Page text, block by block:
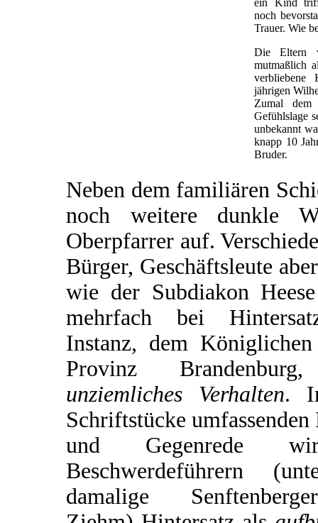
ein Kind
noch
Trauer. Wie
Die Eltern
mutmaßlich
jährigen
Zumal
Gefühlslage
unbekannt
knapp 10
Bruder.
Neben dem familiären
noch weitere dunkle
Oberpfarrer auf.
Bürger, Geschäftsleute
wie der Subdiakon
mehrfach bei
Instanz, dem
Provinz
unziemliches Verhalten.
Schriftstücke
und Gegenrede
Beschwerdeführern
damalige